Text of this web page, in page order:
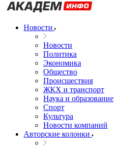
Новости
Новости
Политика
Экономика
Общество
Происшествия
ЖКХ и транспорт
Наука и образование
Спорт
Культура
Новости компаний
Авторские колонки